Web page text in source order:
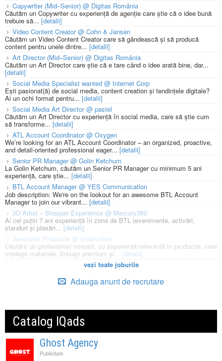
Copywriter (Mid–Senior) @ Digitas România
Căutăm un Copywriter cu experiență de agenție care știe că o idee bună
trebuie să... [detalii]
Video Content Creator @ Cohn & Jansen
Căutăm un Video Content Creator care să gândească și să producă
content pentru unele dintre... [detalii]
Art Director (Mid–Senior) @ Digitas România
Căutăm un Art Director care știe că e tare când o idee arată bine, dar...
[detalii]
Social Media Specialist wanted @ Internet Corp
Ești pasionat(ă) de social media, content creation și tendințele digitale?
Ai un ochi format pentru... [detalii]
Social Media Art Director @ pastel
Căutăm un Art Director cu experiență în social media, care să știe cum
să transforme... [detalii]
ATL Account Coordinator @ Oxygen
We’re looking for an ATL Account Coordinator – an organized, proactive,
and detail-oriented professional eager... [detalii]
Senior PR Manager @ Golin Ketchum
La Golin Ketchum, căutăm un Senior PR Manager cu minimum 5 ani
experiență, care știe... [detalii]
BTL Account Manager @ YES Communication
Job description: We're on the lookout for an awesome BTL Account
Manager to join our vibrant... [detalii]
3D Artist – Shopper Experience @ Mercury360
Ai cel puțin 7 ani experiență în zona de BTL (evenimente, activări,
standuri și plasări...[detalii]
Specialist Productie @ Godmother
Căutăm un profesionist versatil, cu experiență relevantă în producție, care
înțelege materiale, finisaje premium și... [detalii]
vezi toate joburile
Adauga anunt de recrutare
Catalog IQads
Ghost Agency
Publicitate